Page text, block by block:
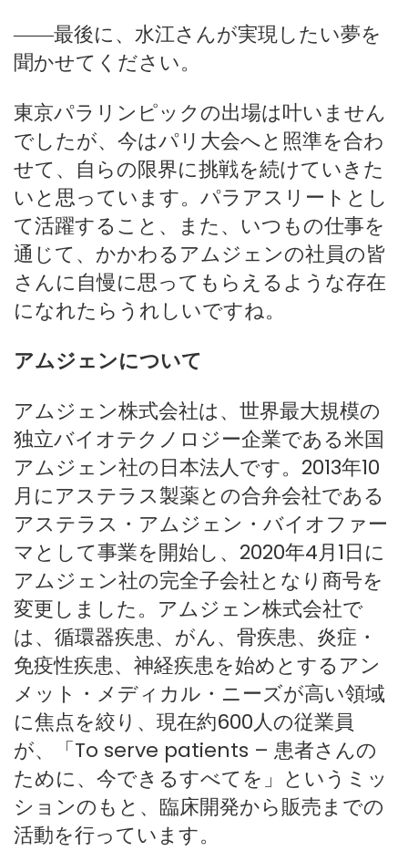
――最後に、水江さんが実現したい夢を
聞かせてください。
東京パラリンピックの出場は叶いません
でしたが、今はパリ大会へと照準を合わ
せて、自らの限界に挑戦を続けていきた
いと思っています。パラアスリートとし
て活躍すること、また、いつもの仕事を
通じて、かかわるアムジェンの社員の皆
さんに自慢に思ってもらえるような存在
になれたらうれしいですね。
アムジェンについて
アムジェン株式会社は、世界最大規模の
独立バイオテクノロジー企業である米国
アムジェン社の日本法人です。2013年10
月にアステラス製薬との合弁会社である
アステラス・アムジェン・バイオファー
マとして事業を開始し、2020年4月1日に
アムジェン社の完全子会社となり商号を
変更しました。アムジェン株式会社で
は、循環器疾患、がん、骨疾患、炎症・
免疫性疾患、神経疾患を始めとするアン
メット・メディカル・ニーズが高い領域
に焦点を絞り、現在約600人の従業員
が、「To serve patients – 患者さんの
ために、今できるすべてを」というミッ
ションのもと、臨床開発から販売までの
活動を行っています。